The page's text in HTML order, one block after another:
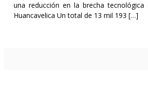
una reducción en la brecha tecnológica
Huancavelica Un total de 13 mil 193 […]